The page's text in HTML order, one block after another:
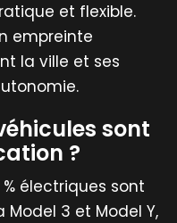
et flexible.
empreinte
la ville et ses
sont
?
électriques sont
Model 3 et Model Y,